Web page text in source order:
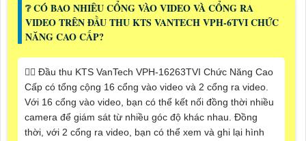
❔ CÓ BAO NHIÊU CỔNG VÀO VIDEO VÀ CỔNG RA
VIDEO TRÊN ĐẦU THU KTS VANTECH VPH-6TVI CHỨC
NĂNG CAO CẤP?
❤️‍💋‍ Đầu thu KTS VanTech VPH-16263TVI Chức Năng Cao
Cấp có tổng cộng 16 cổng vào video và 2 cổng ra video.
Với 16 cổng vào video, bạn có thể kết nối đồng thời nhiều
camera để giám sát từ nhiều góc độ khác nhau. Đồng
thời, với 2 cổng ra video, bạn có thể xem và ghi lại hình